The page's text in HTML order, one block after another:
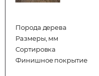
Порода дерева
Размеры, мм
Сортировка
Финишное покрытие